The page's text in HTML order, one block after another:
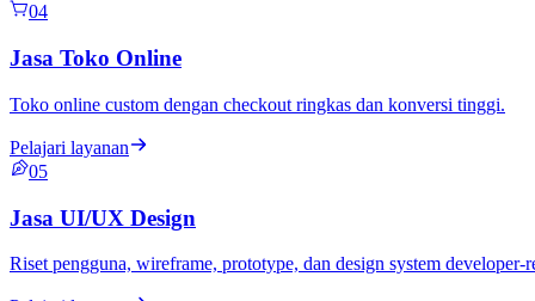
04
Jasa Toko Online
Toko online custom dengan checkout ringkas dan konversi tinggi.
Pelajari layanan
05
Jasa UI/UX Design
Riset pengguna, wireframe, prototype, dan design system developer-